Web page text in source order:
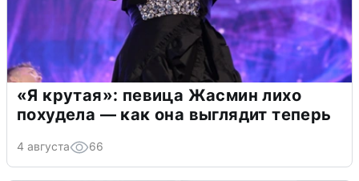
«Я крутая»: певица Жасмин лихо
похудела — как она выглядит теперь
4 августа 66